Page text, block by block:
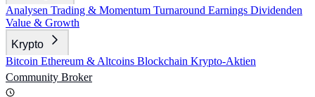
Analysen Trading & Momentum Turnaround Earnings Dividenden
Value & Growth
Krypto
Bitcoin Ethereum & Altcoins Blockchain Krypto-Aktien
Community Broker